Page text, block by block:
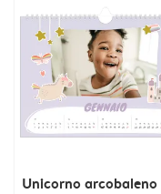
Unicorno arcobaleno